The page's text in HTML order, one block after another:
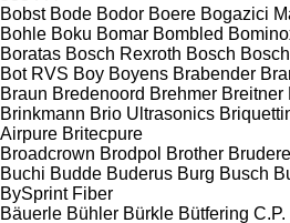
Bobst Bode Bodor Boere Bogazici
Bohle Boku Bomar Bombled
Boratas Bosch Rexroth Bosch
Bot RVS Boy Boyens Brabender
Braun Bredenoord Brehmer Breitner
Brinkmann Brio Ultrasonics
Airpure Britecpure
Broadcrown Brodpol Brother
Buchi Budde Buderus Burg Busch
BySprint Fiber
Bäuerle Bühler Bürkle Bütfering C.P.